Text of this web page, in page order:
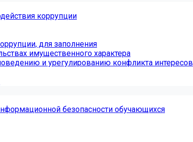
коррупции
для заполнения
имущественного характера
и урегулированию конфликта интересов
безопасности обучающихся